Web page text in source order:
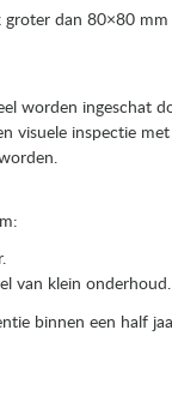
dan 80×80
worden ingeschat
visuele inspectie
van klein onderhoud.
binnen een half